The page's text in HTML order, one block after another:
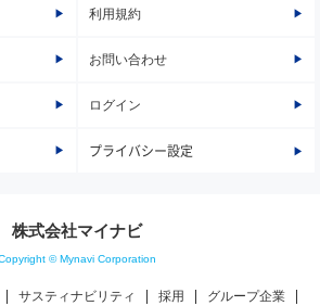
利用規約
お問い合わせ
ログイン
プライバシー設定
株式会社マイナビ
© Mynavi Corporation
サスティナビリティ 採用 グループ企業